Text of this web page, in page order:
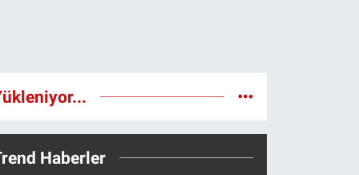
Haberler